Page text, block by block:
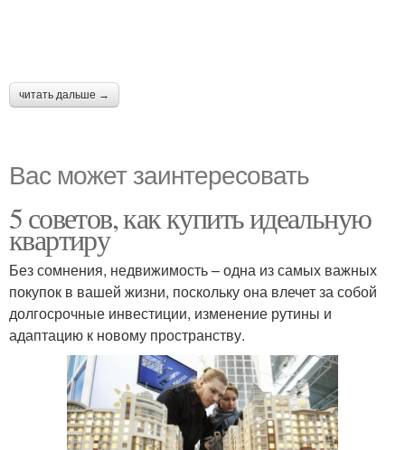
читать дальше →
Вас может заинтересовать
5 советов, как купить идеальную
квартиру
Без сомнения, недвижимость – одна из самых важных
покупок в вашей жизни, поскольку она влечет за собой
долгосрочные инвестиции, изменение рутины и
адаптацию к новому пространству.